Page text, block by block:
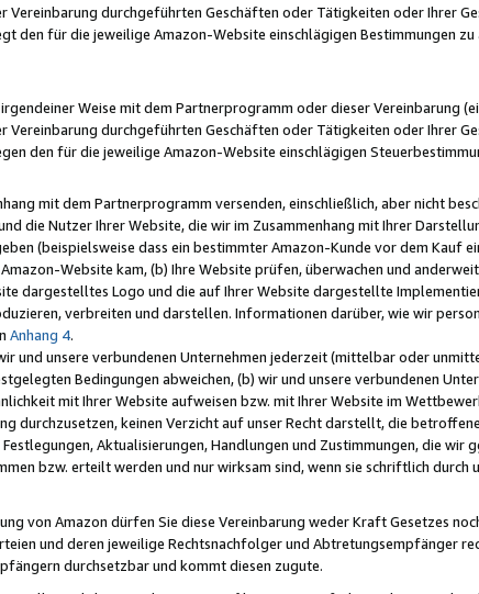
Vereinbarung durchgeführten Geschäften oder Tätigkeiten oder Ihrer
den für die jeweilige Amazon-Website einschlägigen Bestimmungen
Weise mit dem Partnerprogramm oder dieser Vereinbarung
Vereinbarung durchgeführten Geschäften oder Tätigkeiten oder Ihrer
den für die jeweilige Amazon-Website einschlägigen
mit dem Partnerprogramm versenden, einschließlich, aber nicht
die Nutzer Ihrer Website, die wir im Zusammenhang mit Ihrer
(beispielsweise dass ein bestimmter Amazon-Kunde vor dem Kauf
Website kam, (b) Ihre Website prüfen, überwachen und
dargestelltes Logo und die auf Ihrer Website dargestellte
verbreiten und darstellen. Informationen darüber, wie wir
Anhang 4.
und unsere verbundenen Unternehmen jederzeit (mittelbar oder
Bedingungen abweichen, (b) wir und unsere verbundenen
mit Ihrer Website aufweisen bzw. mit Ihrer Website im
durchzusetzen, keinen Verzicht auf unser Recht darstellt, die
Aktualisierungen, Handlungen und Zustimmungen, die wir
bzw. erteilt werden und nur wirksam sind, wenn sie schriftlich
von Amazon dürfen Sie diese Vereinbarung weder Kraft Gesetzes
und deren jeweilige Rechtsnachfolger und Abtretungsempfänger
durchsetzbar und kommt diesen zugute.